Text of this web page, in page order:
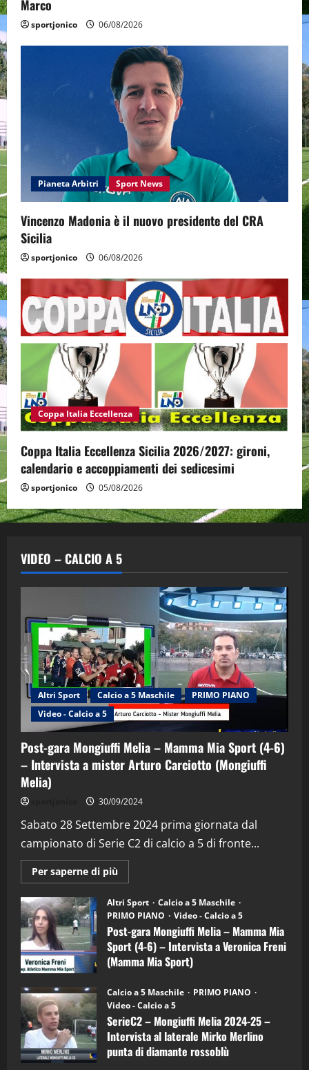
Marco
sportjonico 06/08/2026
Pianeta Arbitri Sport News
Vincenzo Madonia è il nuovo presidente del CRA
Sicilia
sportjonico 06/08/2026
Coppa Italia Eccellenza
Coppa Italia Eccellenza Sicilia 2026/2027: gironi,
calendario e accoppiamenti dei sedicesimi
sportjonico 05/08/2026
VIDEO – CALCIO A 5
Altri Sport Calcio a 5 Maschile
PRIMO PIANO
Video - Calcio a 5
Post-gara Mongiuffi Melia – Mamma Mia Sport (4-6)
– Intervista a mister Arturo Carciotto (Mongiuffi
Melia)
30/09/2024
Sabato 28 Settembre 2024 prima giornata dal
campionato di Serie C2 di calcio a 5 di fronte...
Per saperne di più
informazioni
Post-
gara
Mongiuffi
Melia
–
Mamma
Mia
Sport
6)
–
Intervista
a
mister
Arturo
Carciotto
(Mongiuffi
Altri Sport
Calcio a 5 Maschile
PRIMO PIANO
Video - Calcio a 5
Post-gara Mongiuffi Melia – Mamma Mia
Sport (4-6) – Intervista a Veronica Freni
(Mamma Mia Sport)
Calcio a 5 Maschile
PRIMO PIANO
Video - Calcio a 5
SerieC2 – Mongiuffi Melia 2024-25 –
Intervista al laterale Mirko Merlino
punta di diamante rossoblù
2
“SportEmpire” in Podcast: 29^ Puntata
(Martedi 28 Aprile 2026)
28/04/2026
3
"SportEmpire" in Podcast
“SportEmpire” in Podcast: 28^ Puntata
(Martedi 21 Aprile 2026)
21/04/2026
4
“SportEmpire” in Podcast: 27^ Puntata
(Martedi 14 Aprile 2026)
15/04/2026